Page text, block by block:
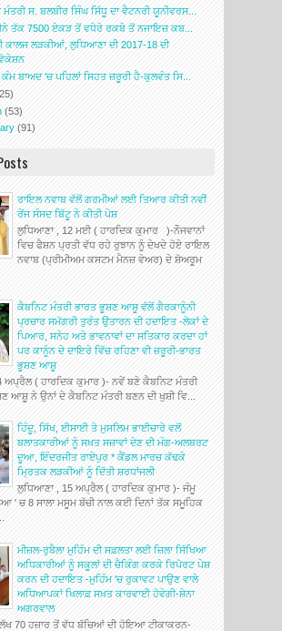
ਸ. ਬਲਬੀਰ ਸਿੰਘ ਸਿੱਧੂ ਦਾ ਵੈਟਨਰੀ ਯੂਨੀਵਰਸ...
ਤੱਕ 7500 ਏਕੜ ਤੋਂ ਵਧੇਰੇ ਰਕਬੇ ਤੋਂ ਨਜਾਇਜ਼ ਕਬ...
ਕਾਲਜ ਲੜਕੀਆਂ, ਲੁਧਿਆਣਾ ਦੀ 2017-18 ਦੀ
ਕੰਮ ਬਾਅਦ 'ਚ ਪਹਿਲਾਂ ਸਿਹਤ ਜ਼ਰੂਰੀ ਹੈ-ਕੁਲਵੰਤ ਸਿ...
(53)
(91)
ਰਾਇਲ ਨਵਾਬ ਵੱਲੋਂ ਗਰਮੀਆਂ ਲਈ ਤਿਆਰ ਕੀਤੀ ਨਵੀਂ
ਰੇਂਜ ਸੰਸਦ ਬਿੱਟੂ ਨੇ ਕੀਤੀ ਪੇਸ਼
ਲੁਧਿਆਣਾ , 12 ਮਈ ( ਹਾਰਦਿਕ ਕੁਮਾਰ )-ਨੌਜਵਾਨਾਂ
ਵਿਚ ਫੈਸ਼ਨ ਪ੍ਰਤੀ ਵੱਧ ਰਹੇ ਰੁਝਾਨ ਨੂੰ ਦੇਖਦੇ ਹੋਏ ਰਾਇਲ
ਨਵਾਬ (ਪ੍ਰੀਮੀਅਮ ਕਸਟਮ ਮੈਨਜ਼ ਵੇਅਰ) ਦੇ ਸ਼ੋਅਰੂਮ
ਕੈਬਨਿਟ ਮੰਤਰੀ ਭਾਰਤ ਭੂਸ਼ਣ ਆਸ਼ੂ ਵੱਲੋਂ ਗੈਰਕਾਨੂੰਨੀ
ਪ੍ਰਚਾਰ ਸਮੱਗਰੀ ਤੁਰੰਤ ਉਤਾਰਨ ਦੀ ਹਦਾਇਤ -ਲੋਕਾਂ ਦੇ
ਪਿਆਰ, ਸਨੇਹ ਅਤੇ ਭਾਵਨਾਵਾਂ ਦਾ ਸਤਿਕਾਰ ਕਰਦਾ ਹਾਂ
ਪਰ ਕਾਨੂੰਨ ਦੇ ਦਾਇਰੇ ਵਿੱਚ ਰਹਿਣਾ ਵੀ ਜ਼ਰੂਰੀ-ਭਾਰਤ
ਭੂਸ਼ਣ ਆਸ਼ੂ
ਅਪ੍ਰੈਲ ( ਹਾਰਦਿਕ ਕੁਮਾਰ )- ਨਵੇਂ ਬਣੇ ਕੈਬਨਿਟ ਮੰਤਰੀ
ਆਸ਼ੂ ਨੇ ਉਨਾਂ ਦੇ ਕੈਬਨਿਟ ਮੰਤਰੀ ਬਣਨ ਦੀ ਖੁਸ਼ੀ ਵਿ...
ਹਿੰਦੂ, ਸਿੱਖ, ਈਸਾਈ ਤੇ ਮੁਸਲਿਮ ਭਾਈਚਾਰੇ ਵਲੋਂ
ਬਲਾਤਕਾਰੀਆਂ ਨੂੰ ਸਖ਼ਤ ਸਜ਼ਾਵਾਂ ਦੇਣ ਦੀ ਮੰਗ-ਅਲਬਰਟ
ਦੂਆ, ਇੰਦਰਜੀਤ ਰਾਏਪੁਰ * ਕੈਂਡਲ ਮਾਰਚ ਕੱਢਕੇ
ਮ੍ਰਿਤਕ ਲੜਕੀਆਂ ਨੂੰ ਦਿੱਤੀ ਸ਼ਰਧਾਂਜਲੀ
ਲੁਧਿਆਣਾ , 15 ਅਪ੍ਰੈਲ ( ਹਾਰਦਿਕ ਕੁਮਾਰ )- ਜੰਮੂ
' ਚ 8 ਸਾਲਾ ਮਸੂਮ ਬੱਚੀ ਨਾਲ ਕਈ ਦਿਨਾਂ ਤੱਕ ਸਮੂਹਿਕ
ਮੀਜ਼ਲ-ਰੁਬੈਲਾ ਮੁਹਿੰਮ ਦੀ ਸਫ਼ਲਤਾ ਲਈ ਜ਼ਿਲਾ ਸਿੱਖਿਆ
ਅਧਿਕਾਰੀਆਂ ਨੂੰ ਸਕੂਲਾਂ ਦੀ ਚੈਕਿੰਗ ਕਰਕੇ ਰਿਪੋਰਟ ਪੇਸ਼
ਕਰਨ ਦੀ ਹਦਾਇਤ -ਮੁਹਿੰਮ 'ਚ ਰੁਕਾਵਟ ਪਾਉਣ ਵਾਲੇ
ਅਧਿਆਪਕਾਂ ਖਿਲਾਫ਼ ਸਖ਼ਤ ਕਾਰਵਾਈ ਹੋਵੇਗੀ-ਸ਼ੇਨਾ
ਅਗਰਵਾਲ
ਲੱਖ 70 ਹਜ਼ਾਰ ਤੋਂ ਵੱਧ ਬੱਚਿਆਂ ਦੀ ਹੋਇਆ ਟੀਕਾਕਰਨ-